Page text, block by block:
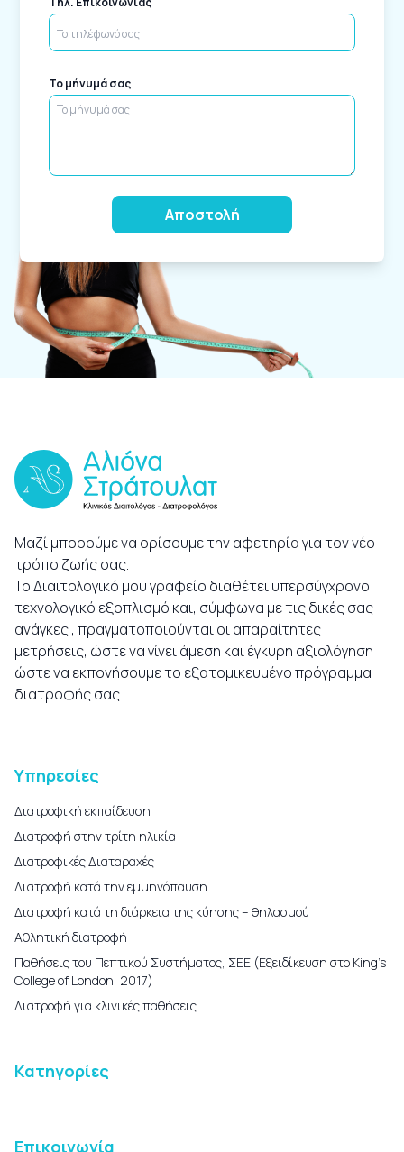
Το μήνυμά σας
Μαζί μπορούμε να ορίσουμε την αφετηρία για τον νέο
τρόπο ζωής σας.
Το Διαιτολογικό μου γραφείο διαθέτει υπερσύγχρονο
τεχνολογικό εξοπλισμό και, σύμφωνα με τις δικές σας
ανάγκες , πραγματοποιούνται οι απαραίτητες
μετρήσεις, ώστε να γίνει άμεση και έγκυρη αξιολόγηση
ώστε να εκπονήσουμε το εξατομικευμένο πρόγραμμα
διατροφής σας.
Υπηρεσίες
Διατροφική εκπαίδευση
Διατροφή στην τρίτη ηλικία
Διατροφικές Διαταραχές
Διατροφή κατά την εμμηνόπαυση
Διατροφή κατά τη διάρκεια της κύησης – θηλασμού
Αθλητική διατροφή
Παθήσεις του Πεπτικού Συστήματος, ΣΕΕ (Εξειδίκευση στο King’s
College of London, 2017)
Διατροφή για κλινικές παθήσεις
Κατηγορίες
Επικοινωνία